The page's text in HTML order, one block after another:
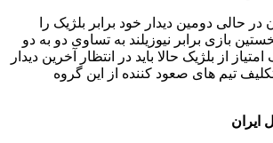
حالی دومین دیدار خود برابر بلژیک را
بازی برابر نیوزیلند به تساوی دو به دو
از بلژیک حالا باید در انتظار آخرین دیدار
تیم های صعود کننده از این گروه
ایران